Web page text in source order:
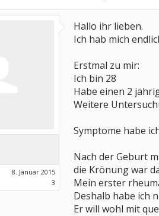
8. Januar 2015
3
Hallo ihr lieben.
Ich hab mich
Erstmal zu mir:
Ich bin 28
Habe einen 2
Weitere
Symptome habe
Nach der Geburt
die Krönung war
Mein erster
Deshalb habe ich
Er will wohl mit